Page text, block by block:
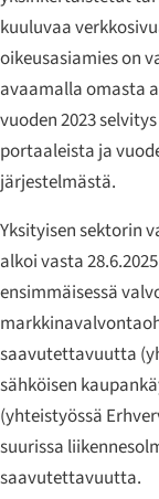
kuuluvaa
oikeusasiamies on
avaamalla omasta
vuoden 2023
portaaleista ja
järjestelmästä.
Yksityisen sektorin
alkoi vasta
ensimmäisessä
saavutettavuutta
sähköisen
(yhteistyössä
suurissa
saavutettavuutta.